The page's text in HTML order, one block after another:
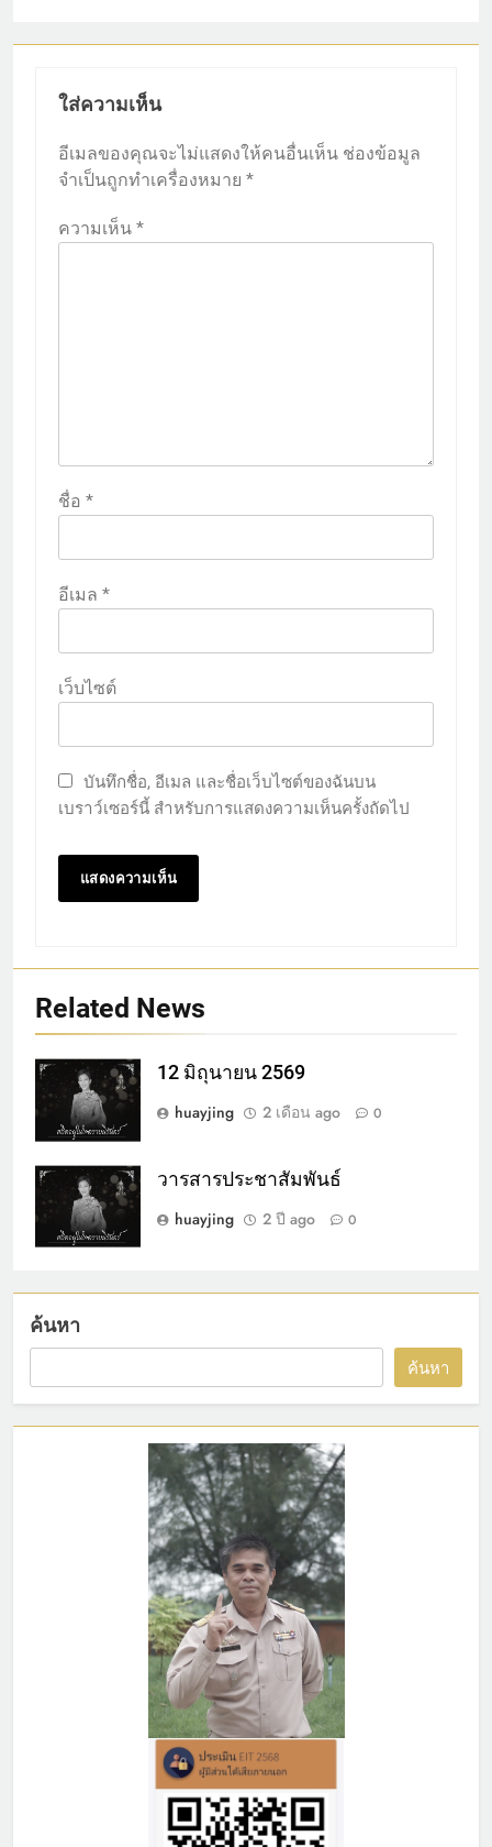
ใส่ความเห็น
อีเมลของคุณจะไม่แสดงให้คนอื่นเห็น ช่องข้อมูล
จำเป็นถูกทำเครื่องหมาย *
ความเห็น *
ชื่อ *
อีเมล *
เว็บไซต์
บันทึกชื่อ, อีเมล และชื่อเว็บไซต์ของฉันบน
เบราว์เซอร์นี้ สำหรับการแสดงความเห็นครั้งถัดไป
Related News
12 มิถุนายน 2569
huayjing
2 เดือน ago 0
วารสารประชาสัมพันธ์
huayjing
2 ปี ago 0
ค้นหา
ค้นหา